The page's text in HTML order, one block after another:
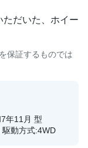
ただいた、ホイー
保証するものでは
年11月 型
動方式:4WD